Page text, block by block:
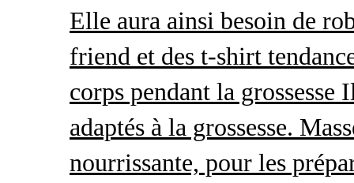
Elle aura ainsi besoin de
friend et des t-shirt
corps pendant la
adaptés à la grossesse.
nourrissante, pour les